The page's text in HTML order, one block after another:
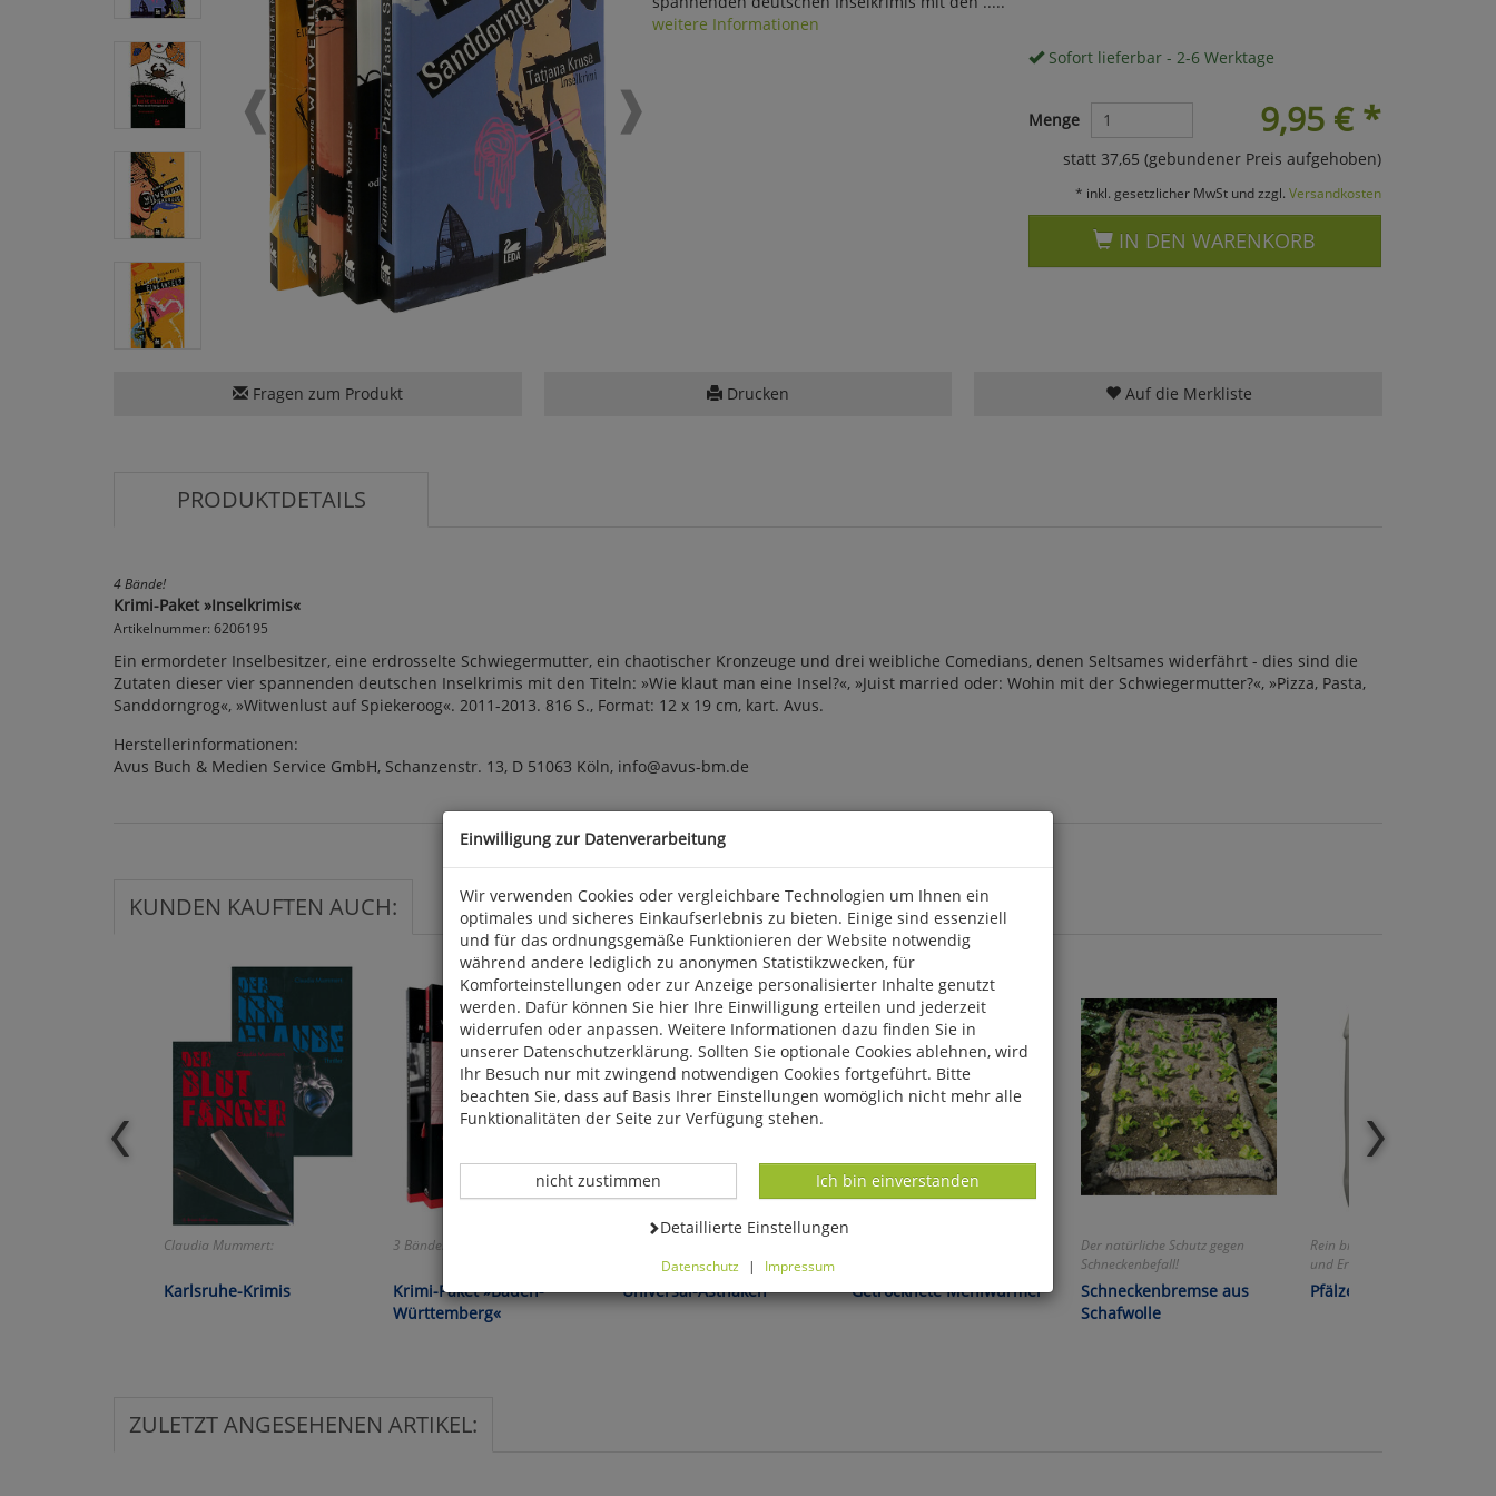
weitere Informationen
Sofort lieferbar - 2-6 Werktage
9,95 €*
Menge
statt 37,65 (gebundener Preis aufgehoben)
* inkl. gesetzlicher MwSt und zzgl. Versandkosten
IN DEN WARENKORB
Fragen zum Produkt Drucken Auf die Merkliste
PRODUKTDETAILS
4 Bände!
Krimi-Paket »Inselkrimis«
Artikelnummer: 6206195
Ein ermordeter Inselbesitzer, eine erdrosselte Schwiegermutter, ein chaotischer Kronzeuge und drei weibliche Comedians, denen Seltsames widerfährt - dies sind die
Zutaten dieser vier spannenden deutschen Inselkrimis mit den Titeln: »Wie klaut man eine Insel?«, »Juist married oder: Wohin mit der Schwiegermutter?«, »Pizza, Pasta,
Sanddorngrog«, »Witwenlust auf Spiekeroog«. 2011-2013. 816 S., Format: 12 x 19 cm, kart. Avus.
Herstellerinformationen:
Avus Buch & Medien Service GmbH, Schanzenstr. 13, D 51063 Köln, info@avus-bm.de
KUNDEN KAUFTEN AUCH:
Claudia Mummert:
Karlsruhe-Krimis
3 Bände!
Krimi-Paket »Baden-
Württemberg«
Universal-Asthaken Getrocknete Mehlwürmer
Der natürliche Schutz gegen
Schneckenbefall!
Schneckenbremse aus
Schafwolle
Rein biologisch! Für beste Blüh-
und Ernteergebnisse!
Pfälzer Trieb
ZULETZT ANGESEHENEN ARTIKEL:
Einwilligung zur Datenverarbeitung
Wir verwenden Cookies oder vergleichbare Technologien um Ihnen ein
optimales und sicheres Einkaufserlebnis zu bieten. Einige sind essenziell
und für das ordnungsgemäße Funktionieren der Website notwendig
während andere lediglich zu anonymen Statistikzwecken, für
Komforteinstellungen oder zur Anzeige personalisierter Inhalte genutzt
werden. Dafür können Sie hier Ihre Einwilligung erteilen und jederzeit
widerrufen oder anpassen. Weitere Informationen dazu finden Sie in
unserer Datenschutzerklärung. Sollten Sie optionale Cookies ablehnen, wird
Ihr Besuch nur mit zwingend notwendigen Cookies fortgeführt. Bitte
beachten Sie, dass auf Basis Ihrer Einstellungen womöglich nicht mehr alle
Funktionalitäten der Seite zur Verfügung stehen.
Datenverarbeitung -
Ich bin einverstanden
Datenverarbeitung -
nicht zustimmen
Datenverarbeitung -
Detaillierte Einstellungen
Datenschutz | Impressum
Cookies ablehnen, wird Ihr Besuch nur mit zwingend notwendigen Cookies